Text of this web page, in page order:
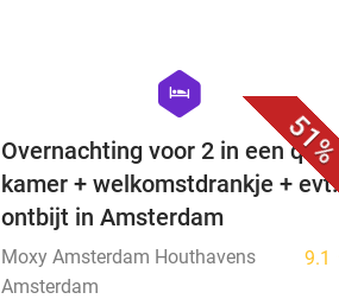
hexagon
hotel
Overnachting voor 2 in een
kamer + welkomstdrankje + evt.
ontbijt in Amsterdam
Moxy Amsterdam Houthavens 9.1
Amsterdam